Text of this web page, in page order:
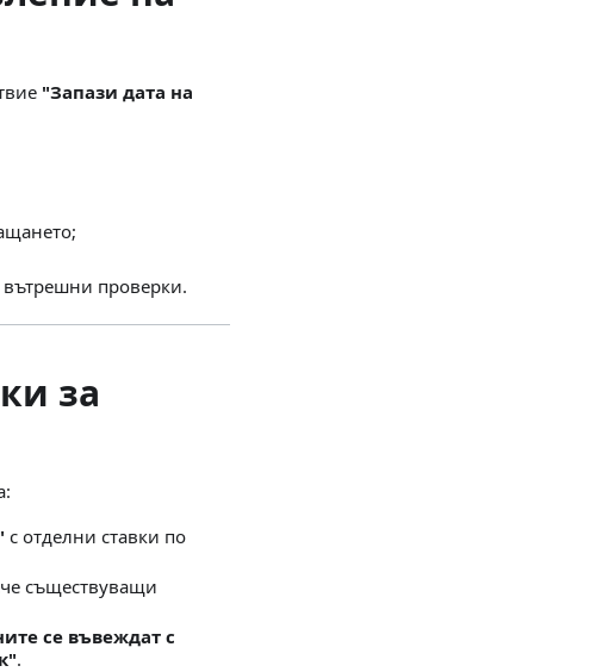
"Запази дата на
вътрешни проверки.
за
с отделни ставки по
съществуващи
се въвеждат с
.